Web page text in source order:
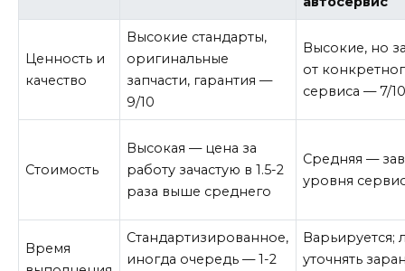
Ценность и
качество
Высокие стандарты,
оригинальные
запчасти, гарантия —
9/10
Высокие, но
от
сервиса — 7/
Стоимость
Высокая — цена за
работу зачастую в 1.5-2
раза выше среднего
Средняя —
уровня
Время
Стандартизированное,
иногда очередь — 1-2
Варьируется;
уточнять